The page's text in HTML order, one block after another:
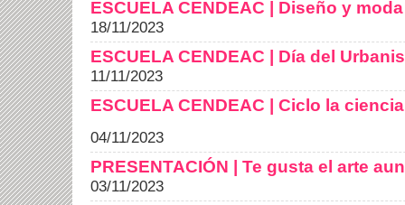
ESCUELA CENDEAC | Diseño y moda
18/11/2023
ESCUELA CENDEAC | Día del
11/11/2023
ESCUELA CENDEAC | Ciclo la
04/11/2023
PRESENTACIÓN | Te gusta el arte
03/11/2023